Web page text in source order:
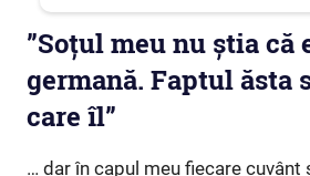
”Soțul meu nu știa că
germană. Faptul ăsta
care îl”
… dar în capul meu fiecare cuvânt